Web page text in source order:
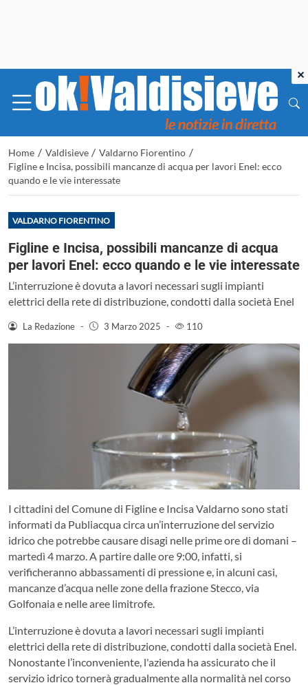
Home / Valdisieve / Valdarno Fiorentino /
Figline e Incisa, possibili mancanze di acqua per lavori Enel: ecco
quando e le vie interessate
VALDARNO FIORENTINO
Figline e Incisa, possibili mancanze di acqua
per lavori Enel: ecco quando e le vie interessate
L’interruzione è dovuta a lavori necessari sugli impianti
elettrici della rete di distribuzione, condotti dalla società Enel
La Redazione - 3 Marzo 2025 - 110
I cittadini del Comune di Figline e Incisa Valdarno sono stati
informati da Publiacqua circa un’interruzione del servizio
idrico che potrebbe causare disagi nelle prime ore di domani –
martedì 4 marzo. A partire dalle ore 9:00, infatti, si
verificheranno abbassamenti di pressione e, in alcuni casi,
mancanze d’acqua nelle zone della frazione Stecco, via
Golfonaia e nelle aree limitrofe.
L’interruzione è dovuta a lavori necessari sugli impianti
elettrici della rete di distribuzione, condotti dalla società Enel.
Nonostante l’inconveniente, l'azienda ha assicurato che il
servizio idrico tornerà gradualmente alla normalità nel corso
×